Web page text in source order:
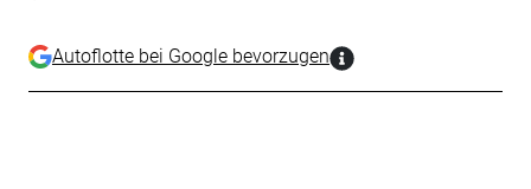
Autoflotte bei Google bevorzugen